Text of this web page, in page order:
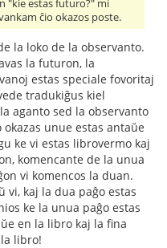
"kie estas futuro?" mi
ĉio okazos poste.
la loko de la observanto.
la futuron, la
estas speciale fovoritaj
tradukiĝus kiel
aganto sed la observanto
unue estas antaŭe
ke vi estas librovermo kaj
komencante de la unua
vi komencos la duan.
vi, kaj la dua paĝo estas
ke la unua paĝo estas
en la libro kaj la fina
libro!